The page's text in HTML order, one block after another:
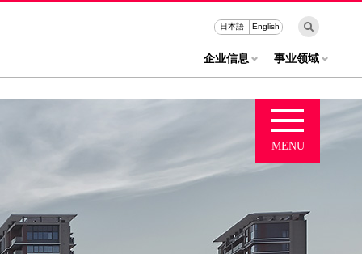
日本語 English
企业信息 事业领域